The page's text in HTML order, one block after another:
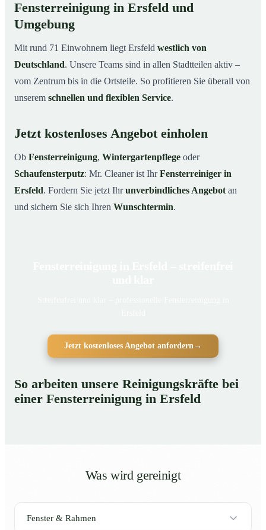
Fensterreinigung in Ersfeld und
Umgebung
Mit rund 71 Einwohnern liegt Ersfeld westlich von
Deutschland. Unsere Teams sind in allen Stadtteilen aktiv –
vom Zentrum bis in die Ortsteile. So profitieren Sie überall von
unserem schnellen und flexiblen Service.
Jetzt kostenloses Angebot einholen
Ob Fensterreinigung, Wintergartenpflege oder
Schaufensterputz: Mr. Cleaner ist IhrFensterreiniger in
Ersfeld. Fordern Sie jetzt Ihrunverbindliches Angebot an
und sichern Sie sich Ihren Wunschtermin.
Jetzt kostenloses Angebot anfordern→
So arbeiten unsere Reinigungskräfte bei
einer Fensterreinigung in Ersfeld
Was wird gereinigt
Fenster & Rahmen